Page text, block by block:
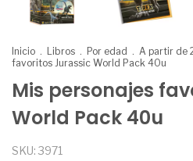
Inicio . Libros . Por edad . A partir de
favoritos Jurassic World Pack 40u
Mis personajes
World Pack 40u
SKU: 3971